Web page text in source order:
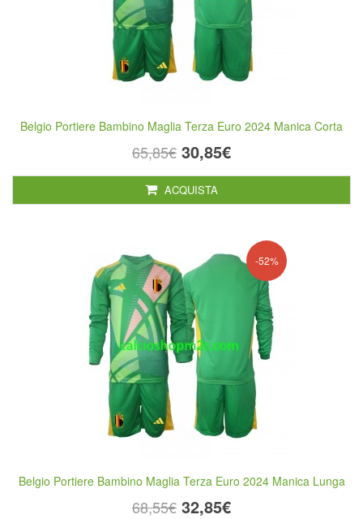
Belgio Portiere Bambino Maglia Terza Euro 2024 Manica Corta
65,85€ 30,85€
ACQUISTA
-52%
Belgio Portiere Bambino Maglia Terza Euro 2024 Manica Lunga
68,55€ 32,85€